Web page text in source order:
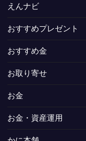
えんナビ
おすすめプレゼント
おすすめ金
お取り寄せ
お金
お金・資産運用